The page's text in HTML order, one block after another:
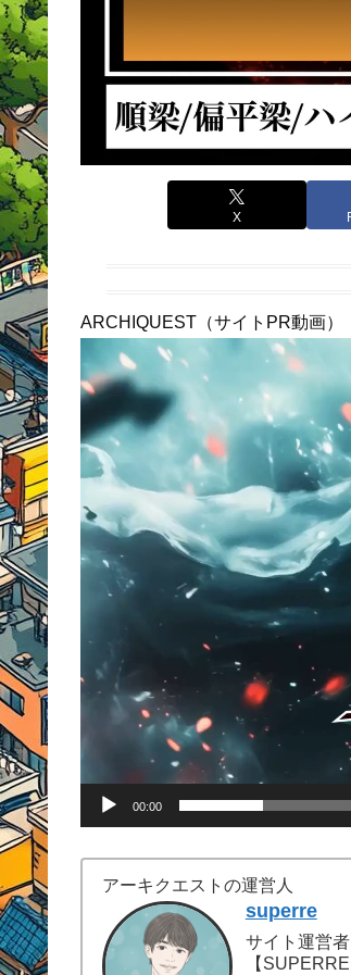
X
ARCHIQUEST（サイトPR動画）
画
レ
ー
ヤ
ー
00:00
アーキクエストの運営人
superre
サイト運営者
【